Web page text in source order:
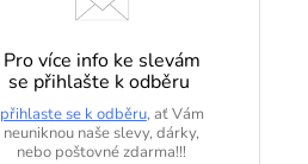
Pro více info ke slevám
se přihlašte k odběru
přihlaste se k odběru, ať Vám
neuniknou naše slevy, dárky,
nebo poštovné zdarma!!!